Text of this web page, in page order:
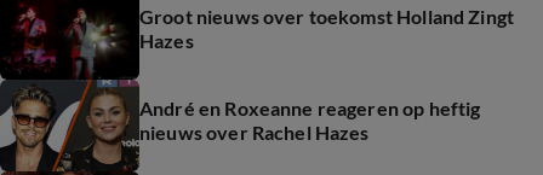
Groot nieuws over toekomst Holland Zingt
Hazes
André en Roxeanne reageren op heftig
nieuws over Rachel Hazes